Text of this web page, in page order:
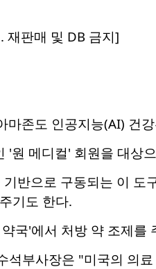
재판매 및 DB 금지]
마존도 인공지능(AI) 건
'원 메디컬' 회원을 대상
반으로 구동되는 이
기도 한다.
국'에서 처방 약 조제를
석부사장은 "미국의 의